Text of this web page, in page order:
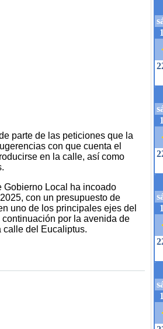
parte de las peticiones que la
con que cuenta el
en la calle, así como
Gobierno Local ha incoado
con un presupuesto de
uno de los principales ejes del
por la avenida de
calle del Eucaliptus.